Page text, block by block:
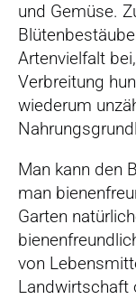
und Gemüse.
Artenvielfalt
Verbreitung
wiederum
Man kann den
man
Garten
von
Landwirtschaft